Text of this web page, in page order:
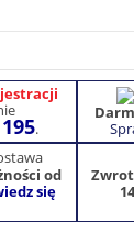
.
od
się